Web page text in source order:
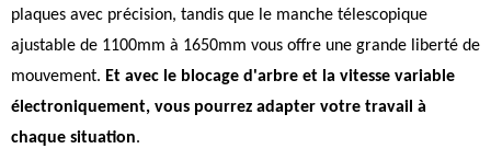
plaques avec précision, tandis que le manche télescopique
ajustable de 1100mm à 1650mm vous offre une grande liberté de
mouvement. Et avec le blocage d'arbre et la vitesse variable
électroniquement, vous pourrez adapter votre travail à
chaque situation.